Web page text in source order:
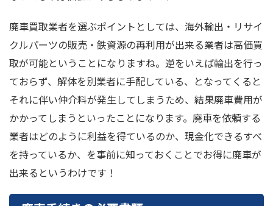
廃車買取業者を選ぶポイントとしては、海外輸出・リサイ
クルパーツの販売・鉄資源の再利用が出来る業者は高価買
取が可能ということになりますね。逆をいえば輸出を行っ
ておらず、解体を別業者に手配している、となってくると
それに伴い仲介料が発生してしまうため、結果廃車費用が
かかってしまうといったことになります。廃車を依頼する
業者はどのように利益を得ているのか、現金化できるすべ
を持っているか、を事前に知っておくことでお得に廃車が
出来るというわけです！